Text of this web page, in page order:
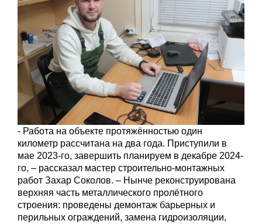
- Работа на объекте протяжённостью один
километр рассчитана на два года. Приступили в
мае 2023-го, завершить планируем в декабре 2024-
го, – рассказал мастер строительно-монтажных
работ Захар Соколов. – Нынче реконструирована
верхняя часть металлического пролётного
строения: проведены демонтаж барьерных и
перильных ограждений, замена гидроизоляции,